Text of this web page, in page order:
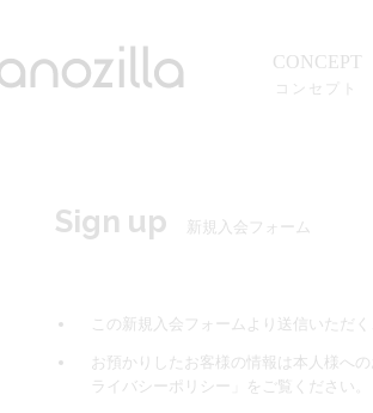
CONCEPT
コンセプト
Sign up 新規入会フォーム
この新規入会フォームより送信いただ
お預かりしたお客様の情報は本人様へ
ライバシーポリシー」をご覧ください。